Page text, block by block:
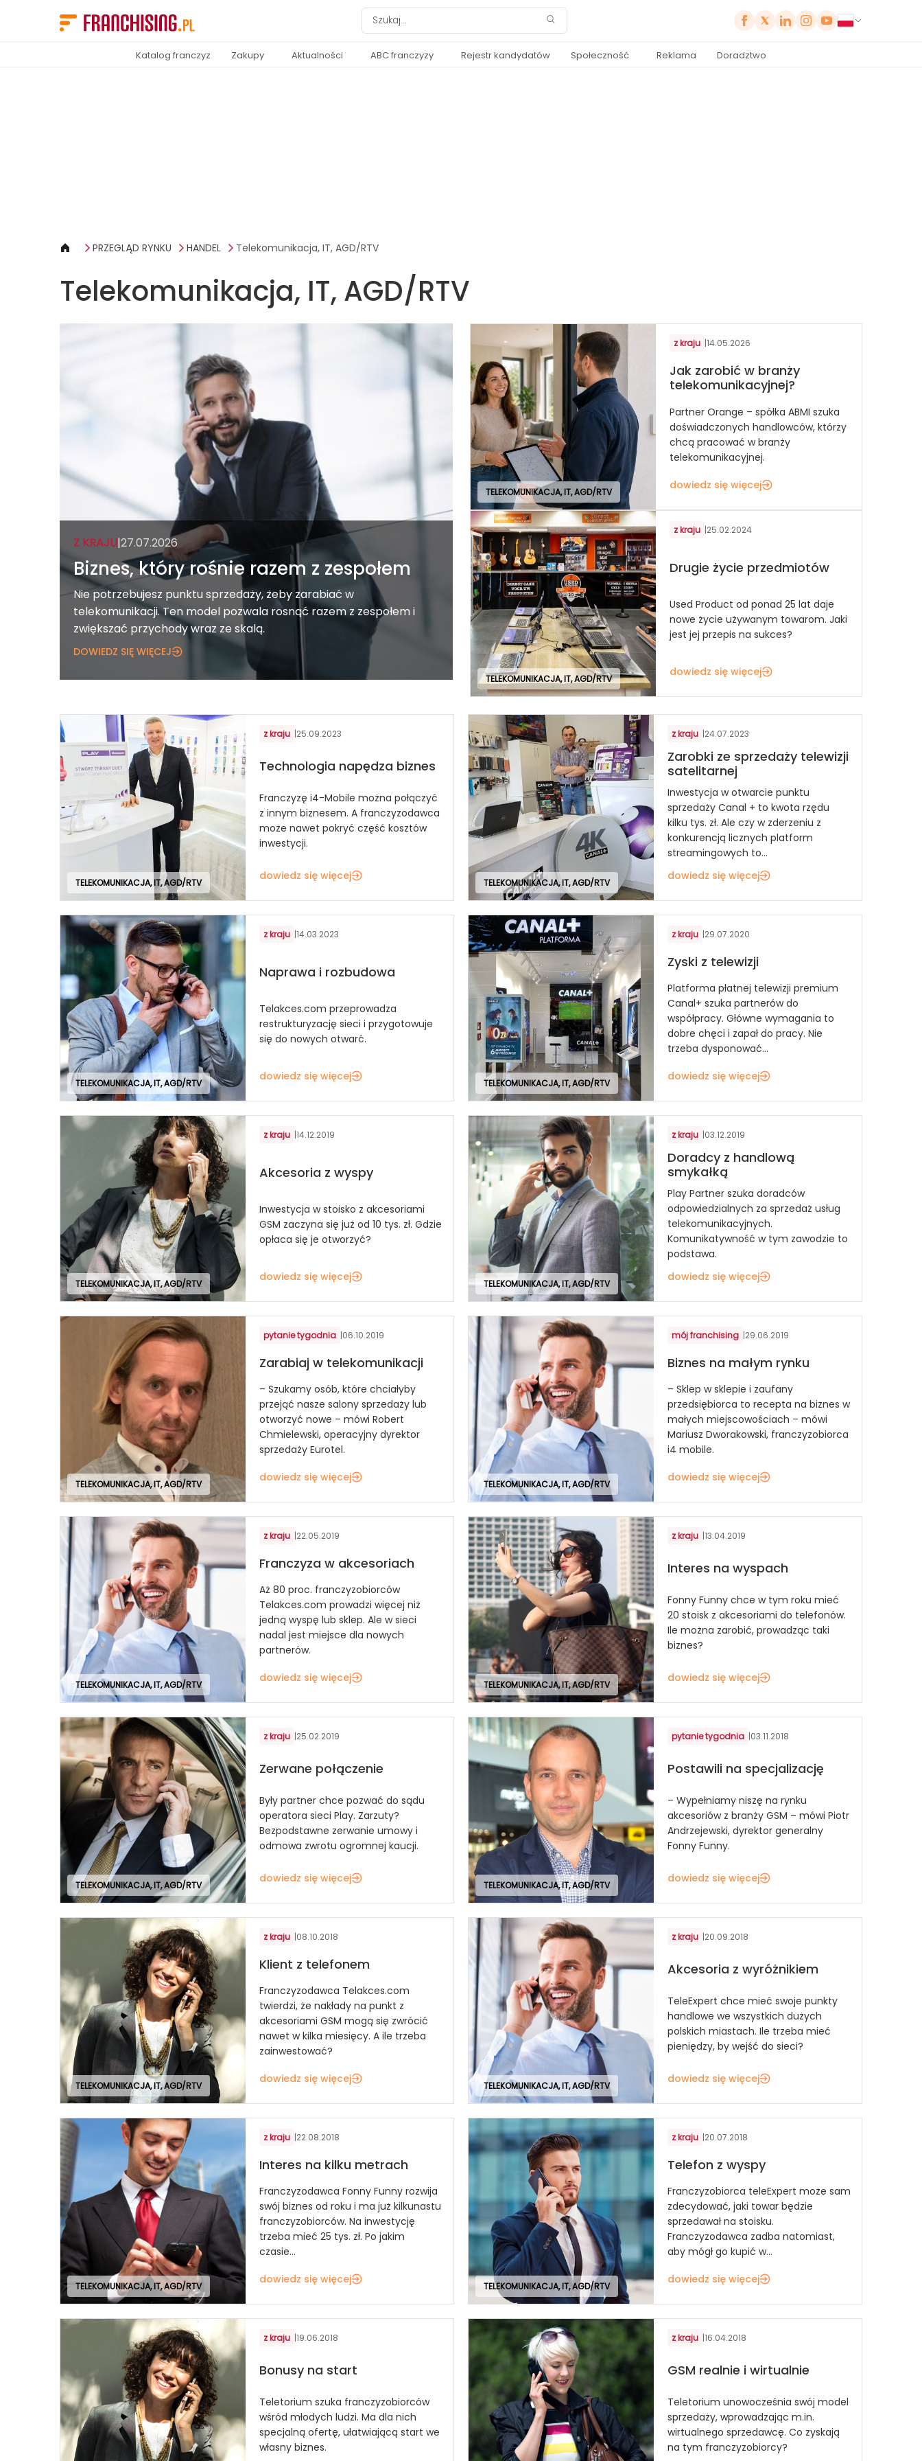
Katalog franczyz Zakupy Aktualności ABC franczyzy Rejestr kandydatów Społeczność Reklama Doradztwo
PRZEGLĄD RYNKU HANDEL Telekomunikacja, IT, AGD/RTV
Telekomunikacja, IT, AGD/RTV
Z KRAJU|27.07.2026
Biznes, który rośnie razem z zespołem
Nie potrzebujesz punktu sprzedaży, żeby zarabiać w
telekomunikacji. Ten model pozwala rosnąć razem z zespołem i
zwiększać przychody wraz ze skalą.
DOWIEDZ SIĘ WIĘCEJ
TELEKOMUNIKACJA, IT, AGD/RTV
z kraju |14.05.2026
Jak zarobić w branży
telekomunikacyjnej?
Partner Orange – spółka ABMI szuka
doświadczonych handlowców, którzy
chcą pracować w branży
telekomunikacyjnej.
dowiedz się więcej
TELEKOMUNIKACJA, IT, AGD/RTV
z kraju |25.02.2024
Drugie życie przedmiotów
Used Product od ponad 25 lat daje
nowe życie używanym towarom. Jaki
jest jej przepis na sukces?
dowiedz się więcej
TELEKOMUNIKACJA, IT, AGD/RTV
z kraju |25.09.2023
Technologia napędza biznes
Franczyzę i4-Mobile można połączyć
z innym biznesem. A franczyzodawca
może nawet pokryć część kosztów
inwestycji.
dowiedz się więcej
TELEKOMUNIKACJA, IT, AGD/RTV
z kraju |24.07.2023
Zarobki ze sprzedaży telewizji
satelitarnej
Inwestycja w otwarcie punktu
sprzedaży Canal + to kwota rzędu
kilku tys. zł. Ale czy w zderzeniu z
konkurencją licznych platform
streamingowych to...
dowiedz się więcej
TELEKOMUNIKACJA, IT, AGD/RTV
z kraju |14.03.2023
Naprawa i rozbudowa
Telakces.com przeprowadza
restrukturyzację sieci i przygotowuje
się do nowych otwarć.
dowiedz się więcej
TELEKOMUNIKACJA, IT, AGD/RTV
z kraju |29.07.2020
Zyski z telewizji
Platforma płatnej telewizji premium
Canal+ szuka partnerów do
współpracy. Główne wymagania to
dobre chęci i zapał do pracy. Nie
trzeba dysponować...
dowiedz się więcej
TELEKOMUNIKACJA, IT, AGD/RTV
z kraju |14.12.2019
Akcesoria z wyspy
Inwestycja w stoisko z akcesoriami
GSM zaczyna się już od 10 tys. zł. Gdzie
opłaca się je otworzyć?
dowiedz się więcej
TELEKOMUNIKACJA, IT, AGD/RTV
z kraju |03.12.2019
Doradcy z handlową
smykałką
Play Partner szuka doradców
odpowiedzialnych za sprzedaż usług
telekomunikacyjnych.
Komunikatywność w tym zawodzie to
podstawa.
dowiedz się więcej
TELEKOMUNIKACJA, IT, AGD/RTV
pytanie tygodnia |06.10.2019
Zarabiaj w telekomunikacji
– Szukamy osób, które chciałyby
przejąć nasze salony sprzedaży lub
otworzyć nowe – mówi Robert
Chmielewski, operacyjny dyrektor
sprzedaży Eurotel.
dowiedz się więcej
TELEKOMUNIKACJA, IT, AGD/RTV
mój franchising |29.06.2019
Biznes na małym rynku
– Sklep w sklepie i zaufany
przedsiębiorca to recepta na biznes w
małych miejscowościach – mówi
Mariusz Dworakowski, franczyzobiorca
i4 mobile.
dowiedz się więcej
TELEKOMUNIKACJA, IT, AGD/RTV
z kraju |22.05.2019
Franczyza w akcesoriach
Aż 80 proc. franczyzobiorców
Telakces.com prowadzi więcej niż
jedną wyspę lub sklep. Ale w sieci
nadal jest miejsce dla nowych
partnerów.
dowiedz się więcej
TELEKOMUNIKACJA, IT, AGD/RTV
z kraju |13.04.2019
Interes na wyspach
Fonny Funny chce w tym roku mieć
20 stoisk z akcesoriami do telefonów.
Ile można zarobić, prowadząc taki
biznes?
dowiedz się więcej
TELEKOMUNIKACJA, IT, AGD/RTV
z kraju |25.02.2019
Zerwane połączenie
Były partner chce pozwać do sądu
operatora sieci Play. Zarzuty?
Bezpodstawne zerwanie umowy i
odmowa zwrotu ogromnej kaucji.
dowiedz się więcej
TELEKOMUNIKACJA, IT, AGD/RTV
pytanie tygodnia |03.11.2018
Postawili na specjalizację
– Wypełniamy niszę na rynku
akcesoriów z branży GSM – mówi Piotr
Andrzejewski, dyrektor generalny
Fonny Funny.
dowiedz się więcej
TELEKOMUNIKACJA, IT, AGD/RTV
z kraju |08.10.2018
Klient z telefonem
Franczyzodawca Telakces.com
twierdzi, że nakłady na punkt z
akcesoriami GSM mogą się zwrócić
nawet w kilka miesięcy. A ile trzeba
zainwestować?
dowiedz się więcej
TELEKOMUNIKACJA, IT, AGD/RTV
z kraju |20.09.2018
Akcesoria z wyróżnikiem
TeleExpert chce mieć swoje punkty
handlowe we wszystkich dużych
polskich miastach. Ile trzeba mieć
pieniędzy, by wejść do sieci?
dowiedz się więcej
TELEKOMUNIKACJA, IT, AGD/RTV
z kraju |22.08.2018
Interes na kilku metrach
Franczyzodawca Fonny Funny rozwija
swój biznes od roku i ma już kilkunastu
franczyzobiorców. Na inwestycję
trzeba mieć 25 tys. zł. Po jakim
czasie...
dowiedz się więcej
TELEKOMUNIKACJA, IT, AGD/RTV
z kraju |20.07.2018
Telefon z wyspy
Franczyzobiorca teleExpert może sam
zdecydować, jaki towar będzie
sprzedawał na stoisku.
Franczyzodawca zadba natomiast,
aby mógł go kupić w...
dowiedz się więcej
z kraju |19.06.2018
Bonusy na start
Teletorium szuka franczyzobiorców
wśród młodych ludzi. Ma dla nich
specjalną ofertę, ułatwiającą start we
własny biznes.
z kraju |16.04.2018
GSM realnie i wirtualnie
Teletorium unowocześnia swój model
sprzedaży, wprowadzając m.in.
wirtualnego sprzedawcę. Co zyskają
na tym franczyzobiorcy?